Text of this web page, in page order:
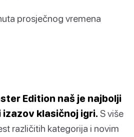
prosječnog vremena
Edition naš je najbolji
klasičnoj igri. S više
različitih kategorija i novim